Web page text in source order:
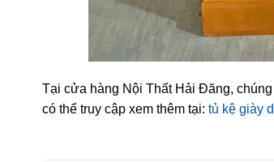
Tại cửa hàng Nội Thất Hải Đăng,
có thể truy cập xem thêm tại: tủ kệ giày